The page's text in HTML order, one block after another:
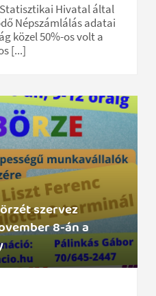
Statisztikai Hivatal által
Népszámlálás adatai
közel 50%-os volt a
[...]
szervez
8-án a